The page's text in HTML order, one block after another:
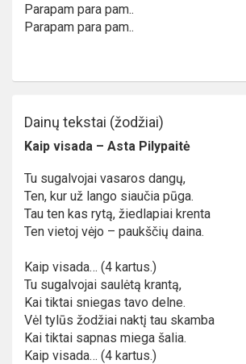
Parapam para pam..
Parapam para pam..
Dainų tekstai (žodžiai)
Kaip visada – Asta Pilypaitė
Tu sugalvojai vasaros dangų,
Ten, kur už lango siaučia pūga.
Tau ten kas rytą, žiedlapiai krenta
Ten vietoj vėjo – paukščių daina.
Kaip visada… (4 kartus.)
Tu sugalvojai saulėtą krantą,
Kai tiktai sniegas tavo delne.
Vėl tylūs žodžiai naktį tau skamba
Kai tiktai sapnas miega šalia.
Kaip visada… (4 kartus.)